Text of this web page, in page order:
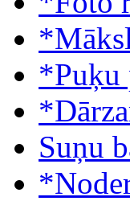
*Puķu
Suņu